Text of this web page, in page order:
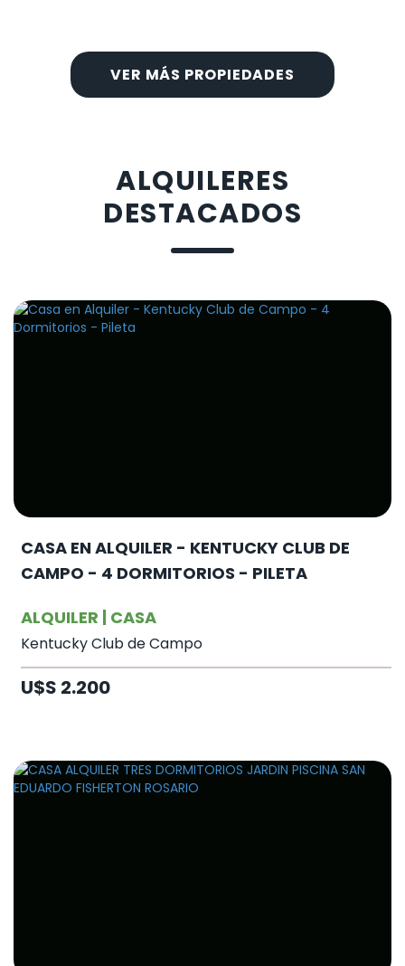
VER MÁS PROPIEDADES
ALQUILERES
DESTACADOS
CASA EN ALQUILER - KENTUCKY CLUB DE
CAMPO - 4 DORMITORIOS - PILETA
ALQUILER | CASA
Kentucky Club de Campo
U$S 2.200